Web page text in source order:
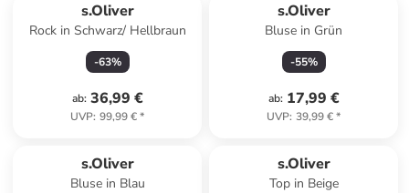
s.Oliver
Rock in Schwarz/ Hellbraun
-63%
ab: 36,99 €
UVP: 99,99 €*
s.Oliver
Bluse in Grün
-55%
ab: 17,99 €
UVP: 39,99 €*
s.Oliver
Bluse in Blau
s.Oliver
Top in Beige